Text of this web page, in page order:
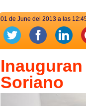
01 de June del 2013 a las
Soriano